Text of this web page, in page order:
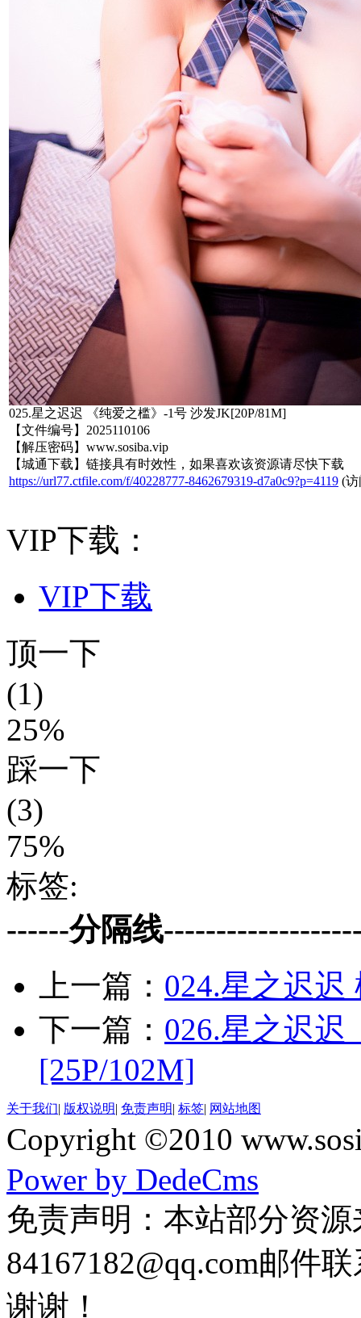
025.星之迟迟 《纯爱之槛》-1号 沙发JK[20P/81M]
【文件编号】2025110106
【解压密码】www.sosiba.vip
【城通下载】链接具有时效性，如果喜欢该资源请尽快下载
https://url77.ctfile.com/f/40228777-8462679319-d7a0c9?p=4119 (访
VIP下载：
VIP下载
顶一下
(1)
25%
踩一下
(3)
75%
标签:
------分隔线
上一篇： 024.星之迟迟
下一篇： 026.星之迟迟
[25P/102M]
关于我们| 版权说明| 免责声明| 标签| 网站地图
Copyright ©2010
Power by DedeCms
免责声明：本站部分资
84167182@qq.com邮件
谢谢！